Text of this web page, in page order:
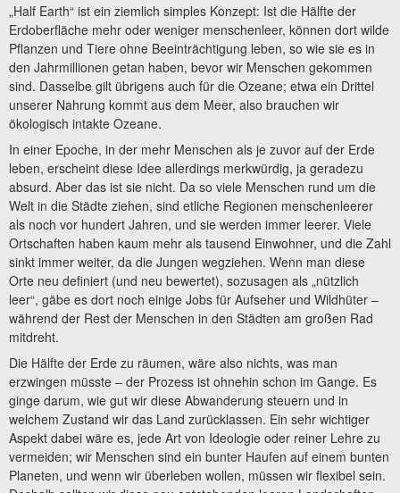
„Half Earth“ ist ein ziemlich simples Konzept: Ist die Hälfte der
Erdoberfläche mehr oder weniger menschenleer, können dort wilde
Pflanzen und Tiere ohne Beeinträchtigung leben, so wie sie es in
den Jahrmillionen getan haben, bevor wir Menschen gekommen
sind. Dasselbe gilt übrigens auch für die Ozeane; etwa ein Drittel
unserer Nahrung kommt aus dem Meer, also brauchen wir
ökologisch intakte Ozeane.
In einer Epoche, in der mehr Menschen als je zuvor auf der Erde
leben, erscheint diese Idee allerdings merkwürdig, ja geradezu
absurd. Aber das ist sie nicht. Da so viele Menschen rund um die
Welt in die Städte ziehen, sind etliche Regionen menschenleerer
als noch vor hundert Jahren, und sie werden immer leerer. Viele
Ortschaften haben kaum mehr als tausend Einwohner, und die Zahl
sinkt immer weiter, da die Jungen wegziehen. Wenn man diese
Orte neu definiert (und neu bewertet), sozusagen als „nützlich
leer“, gäbe es dort noch einige Jobs für Aufseher und Wildhüter –
während der Rest der Menschen in den Städten am großen Rad
mitdreht.
Die Hälfte der Erde zu räumen, wäre also nichts, was man
erzwingen müsste – der Prozess ist ohnehin schon im Gange. Es
ginge darum, wie gut wir diese Abwanderung steuern und in
welchem Zustand wir das Land zurücklassen. Ein sehr wichtiger
Aspekt dabei wäre es, jede Art von Ideologie oder reiner Lehre zu
vermeiden; wir Menschen sind ein bunter Haufen auf einem bunten
Planeten, und wenn wir überleben wollen, müssen wir flexibel sein.